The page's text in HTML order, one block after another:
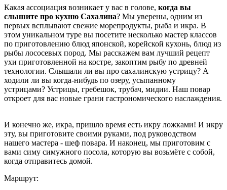
Какая ассоциация возникает у вас в голове, когда вы
слышите про кухню Сахалина? Мы уверены, одним из
первых всплывают свежие морепродукты, рыба и икра. В
этом уникальном туре вы посетите несколько мастер классов
по приготовлению блюд японской, корейской кухонь, блюд из
рыбы лососевых пород. Мы расскажем вам лучший рецепт
ухи приготовленной на костре, закоптим рыбу по древней
технологии. Слышали ли вы про сахалинскую устрицу? А
ходили ли вы когда-нибудь по озеру, усыпанному
устрицами? Устрицы, гребешок, трубач, мидии. Наш повар
откроет для вас новые грани гастрономического наслаждения.
И конечно же, икра, пришло время есть икру ложками! И икру
эту, вы приготовите своими руками, под руководством
нашего мастера - шеф повара. И наконец, мы приготовим с
вами симу симужного посола, которую вы возьмёте с собой,
когда отправитесь домой.
Маршрут: